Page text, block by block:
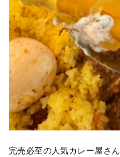
完売必至の人気カレー屋さ